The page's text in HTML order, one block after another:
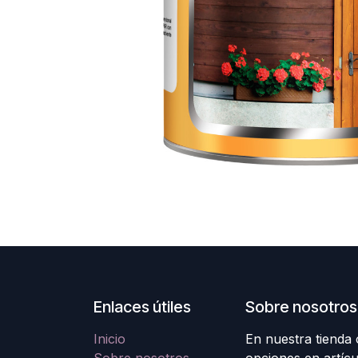
Enlaces útiles
Inicio
Sobre nosotros
En nuestra tienda